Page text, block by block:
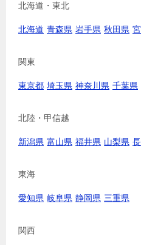
北海道・東北
北海道 青森県 岩手県 秋田県
関東
東京都 埼玉県 神奈川県 千葉県
北陸・甲信越
新潟県 富山県 福井県 山梨県
東海
愛知県 岐阜県 静岡県 三重県
関西